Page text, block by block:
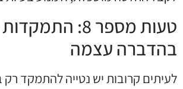
טעות מספר 8:
בהדברה עצמה
לעיתים קרובות יש נטייה להתמקד